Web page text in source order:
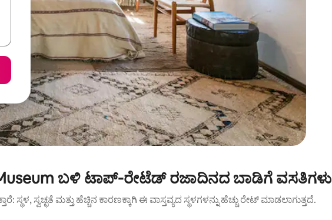
ಬಳಿ ಟಾಪ್-ರೇಟೆಡ್ ರಜಾದಿನದ ಬಾಡಿಗೆ ವಸತಿಗಳು
ಸ್ಥಳ, ಸ್ವಚ್ಛತೆ ಮತ್ತು ಹೆಚ್ಚಿನ ಕಾರಣಕ್ಕಾಗಿ ಈ ವಾಸ್ತವ್ಯದ ಸ್ಥಳಗಳನ್ನು ಹೆಚ್ಚು ರೇಟ್ ಮಾಡಲಾಗುತ್ತದೆ.